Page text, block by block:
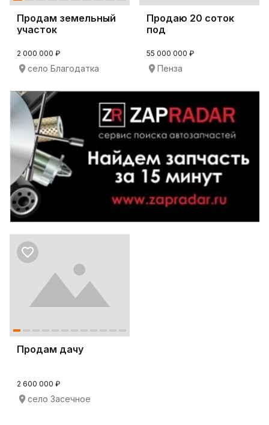
Продам земельный
участок
назначения
2 000 000 ₽
село Благодатка
Продаю 20 соток
под
застройку
55 000 000 ₽
Пенза
Продам дачу
2 600 000 ₽
село Засечное